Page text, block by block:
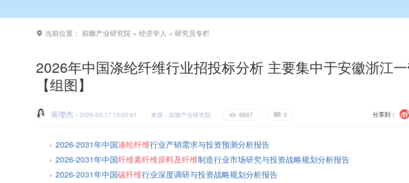
当前位置： 前瞻产业研究院 » 经济学人 » 研究员专栏
2026年中国涤纶纤维行业招投标分析 主要集中于安徽浙江
【组图】
U
分享到：
黄缨杰 • 2026-03-17 13:00:41 来源：前瞻产业研究院 E 8687 G 0
2026-2031年中国涤纶纤维行业产销需求与投资预测分析报告
2026-2031年中国纤维素纤维原料及纤维制造行业市场研究与投资战略规划分析报告
2026-2031年中国碳纤维行业深度调研与投资战略规划分析报告